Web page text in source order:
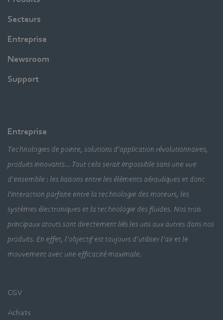
Secteurs
Entreprise
Newsroom
Support
Entreprise
Technologies de pointe, solutions d’application révolutionnaires,
produits innovants… Tout cela serait impossible sans une vue
d’ensemble : les liaisons entre les éléments aérauliques et donc
l'interaction parfaite entre la technologie des moteurs, les
systèmes électroniques et la technologie des fluides. Nos trois
principaux atouts sont directement liés les uns aux autres dans nos
produits. En effet, l’objectif est toujours d’utiliser l’air et le
mouvement avec une efficacité maximale.
CGV
Achats